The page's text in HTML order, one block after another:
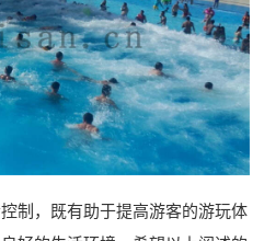
制，既有助于提高游客的游玩体